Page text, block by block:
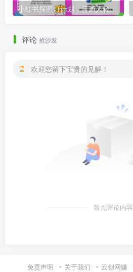
小红书探照灯计划，普通人轻松变现，玩法无私分享给你
评论 抢沙发
欢迎您留下宝贵的见解！
暂无评论内容
免责声明 关于我们 云创网赚